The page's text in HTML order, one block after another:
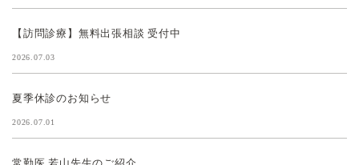
【訪問診療】無料出張相談 受付中
2026.07.03
夏季休診のお知らせ
2026.07.01